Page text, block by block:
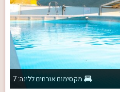
מקסימום אורחים ללינה: 7